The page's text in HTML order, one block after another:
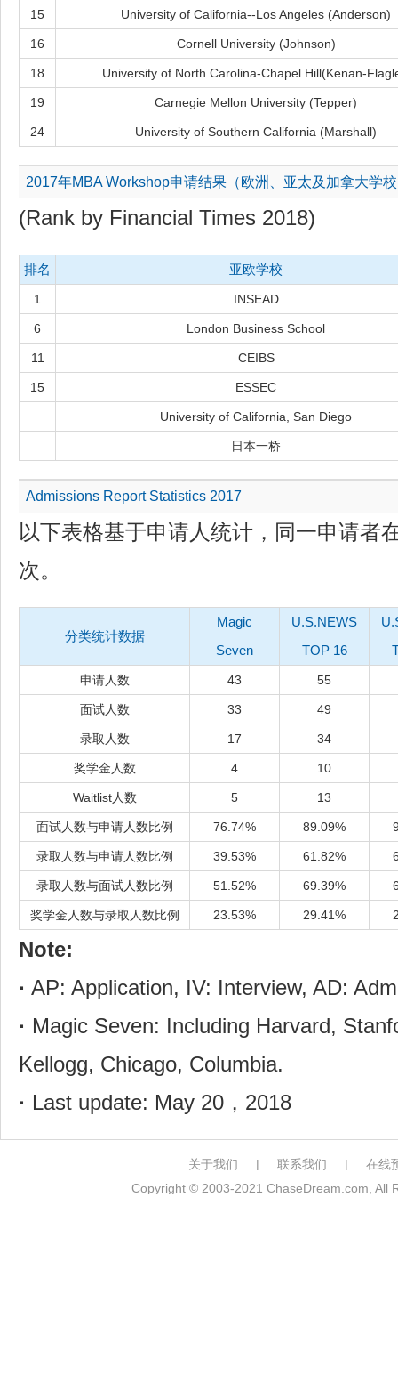
15 University of California--Los Angeles (Anderson)
16 Cornell University (Johnson)
18 University of North Carolina-Chapel Hill(Kenan-
19 Carnegie Mellon University (Tepper)
24 University of Southern California (Marshall)
2017年MBA Workshop申请结果（欧洲、亚太及加拿大学
(Rank by Financial Times 2018)
排名 亚欧学校
1 INSEAD
6 London Business School
11 CEIBS
15 ESSEC
University of California, San Diego
日本一桥
Admissions Report Statistics 2017
以下表格基于申请人统计，同一申请者
次。
分类统计数据
Magic
Seven
U.S.NEWS
TOP 16
申请人数 43 55
面试人数 33 49
录取人数 17 34
奖学金人数 4 10
Waitlist人数 5 13
面试人数与申请人数比例 76.74% 89.09%
录取人数与申请人数比例 39.53% 61.82%
录取人数与面试人数比例 51.52% 69.39%
奖学金人数与录取人数比例 23.53% 29.41%
Note:
· AP: Application, IV: Interview, AD:
· Magic Seven: Including Harvard,
Kellogg, Chicago, Columbia.
· Last update: May 20，2018
关于我们 | 联系我们 |
在线
Copyright © 2003-2021 ChaseDream.com, All